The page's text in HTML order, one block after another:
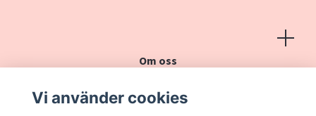
Om oss
Kontakt
Vi använder cookies